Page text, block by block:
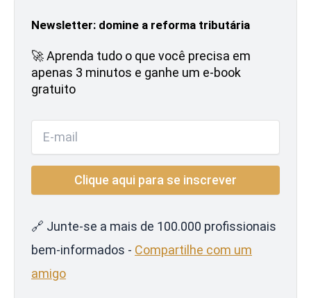
Newsletter: domine a reforma tributária
🚀 Aprenda tudo o que você precisa em
apenas 3 minutos e ganhe um e-book
gratuito
🔗 Junte-se a mais de 100.000 profissionais
bem-informados - Compartilhe com um
amigo